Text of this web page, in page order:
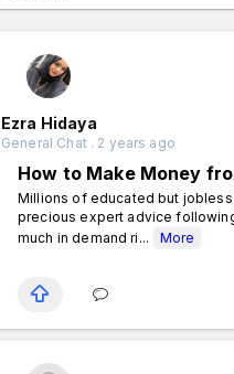
Ezra Hidaya
General Chat . 2 years ago
How to Make Money
​​​​Millions of educated but
precious expert advice
much in demand ri...
More